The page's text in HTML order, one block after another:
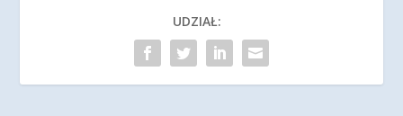
UDZIAŁ: